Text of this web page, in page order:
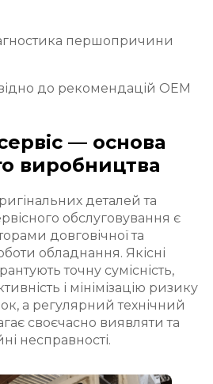
першопричини
до рекомендацій OEM
— основа
виробництва
деталей та
обслуговування є
довговічної та
обладнання. Якісні
точну сумісність,
і мінімізацію ризику
а регулярний технічний
своєчасно виявляти та
несправності.